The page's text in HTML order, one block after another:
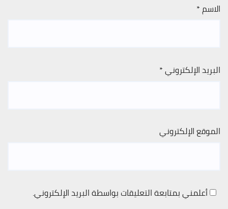
الاسم*
البريد الإلكتروني*
الموقع الإلكتروني
أعلمني بمتابعة التعليقات بواسطة البريد الإلكتروني.